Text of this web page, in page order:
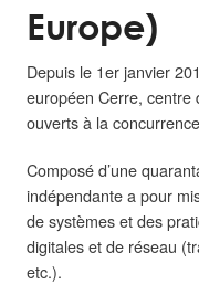
Europe)
Depuis le 1er janvier
européen Cerre, centre
ouverts à la
Composé d’une
indépendante a pour
de systèmes et des
digitales et de réseau
etc.).